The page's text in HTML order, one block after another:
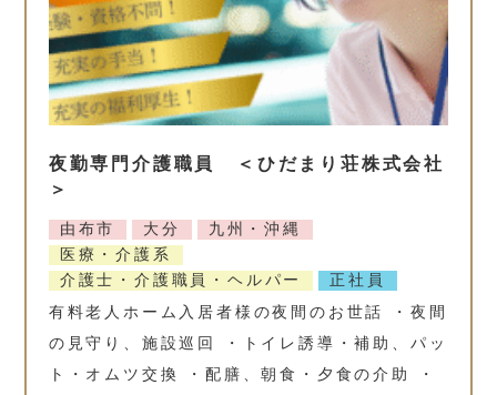
夜勤専門介護職員 ＜ひだまり荘株式会社
＞
由布市 大分
九州・沖縄
医療・介護系
介護士・介護職員・ヘルパー
正社員
有料老人ホーム入居者様の夜間のお世話 ・夜間
の見守り、施設巡回 ・トイレ誘導・補助、パッ
ト・オムツ交換 ・配膳、朝食・夕食の介助 ・